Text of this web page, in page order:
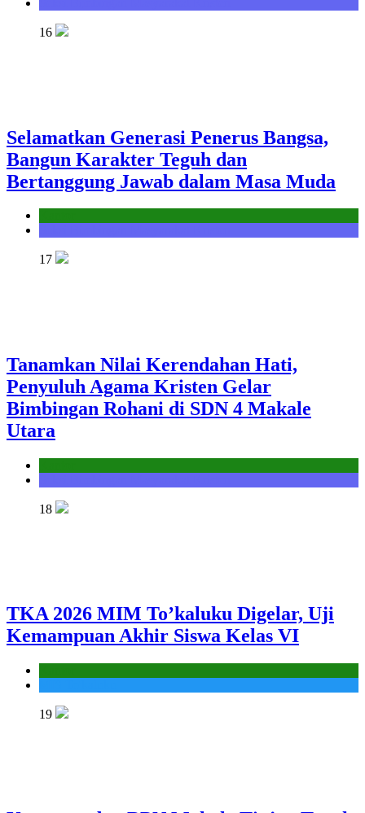
16
Selamatkan Generasi Penerus Bangsa,
Bangun Karakter Teguh dan
Bertanggung Jawab dalam Masa Muda
17
Tanamkan Nilai Kerendahan Hati,
Penyuluh Agama Kristen Gelar
Bimbingan Rohani di SDN 4 Makale
Utara
18
TKA 2026 MIM To’kaluku Digelar, Uji
Kemampuan Akhir Siswa Kelas VI
19